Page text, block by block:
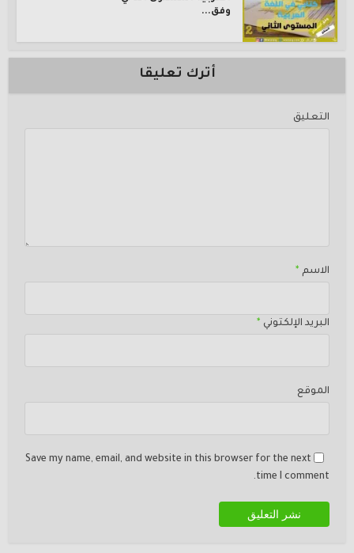
وفق...
أترك تعليقا
التعليق
الاسم *
البريد الإلكتوني *
الموقع
Save my name, email, and website in this browser for the next
time I comment.